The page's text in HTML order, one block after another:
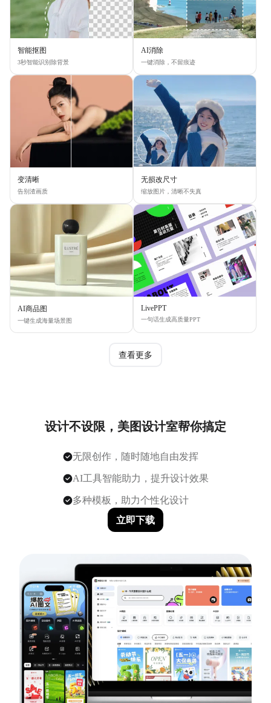
智能抠图
3秒智能识别除背景
AI消除
一键消除，不留痕迹
变清晰
告别渣画质
无损改尺寸
缩放图片，清晰不失真
AI商品图
一键生成海量场景图
LivePPT
一句话生成高质量PPT
查看更多
设计不设限，美图设计室帮你搞定
无限创作，随时随地自由发挥
AI工具智能助力，提升设计效果
多种模板，助力个性化设计
立即下载